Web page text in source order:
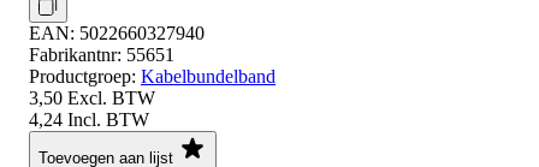
EAN: 5022660327940
Fabrikantnr: 55651
Productgroep: Kabelbundelband
3,50 Excl. BTW
4,24 Incl. BTW
Toevoegen aan lijst